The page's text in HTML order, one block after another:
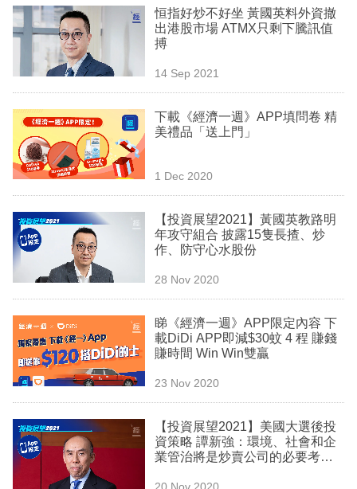
樓
市
理
商
業
科
技
生
時
事
欄
閱
恒指好炒不好坐 黃國英料外資撤
出港股市場 ATMX只剩下騰訊值
搏
14 Sep 2021
下載《經濟一週》APP填問卷 精
美禮品「送上門」
1 Dec 2020
【投資展望2021】黃國英教路明
年攻守組合 披露15隻長揸、炒
作、防守心水股份
28 Nov 2020
睇《經濟一週》APP限定內容 下
載DiDi APP即減$30蚊 4 程 賺錢
賺時間 Win Win雙贏
23 Nov 2020
【投資展望2021】美國大選後投
資策略 譚新強：環境、社會和企
業管治將是炒賣公司的必要考慮